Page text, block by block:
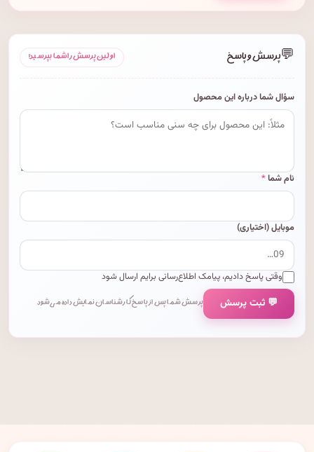
💬پرسش و پاسخ اولین پرسش را شما بپرسید!
سؤال شما درباره این محصول
نام شما*
موبایل (اختیاری)
وقتی پاسخ دادیم، پیامک اطلاع‌رسانی برایم ارسال شود
💬 ثبت پرسش پرسش شما پس از پاسخ کارشناسان نمایش داده می‌شود.